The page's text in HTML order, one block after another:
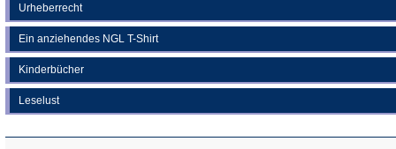
Urheberrecht
Ein anziehendes NGL T-Shirt
Kinderbücher
Leselust